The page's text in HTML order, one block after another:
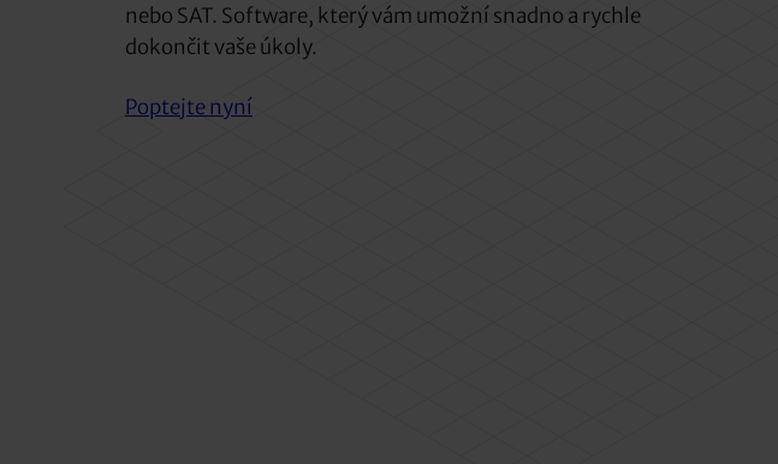
nebo SAT. Software, který vám umožní snadno a rychle
dokončit vaše úkoly.
Poptejte nyní